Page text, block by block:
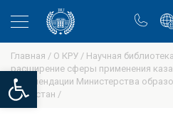
Open toolbar
Главная / О КРУ / Научная
расширение сферы применения
рекомендации Министерства
Казахстан /